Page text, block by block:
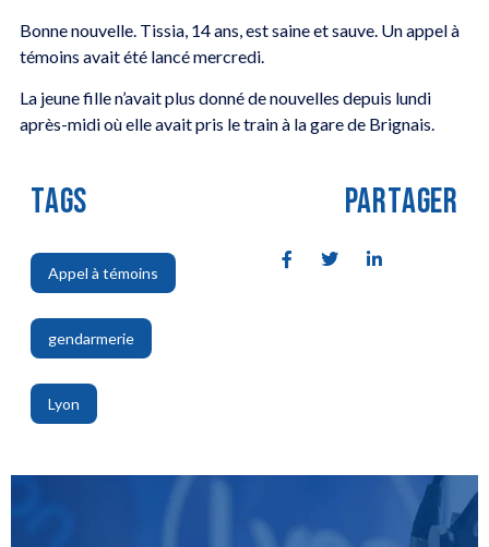
Bonne nouvelle. Tissia, 14 ans, est saine et sauve. Un appel à
témoins avait été lancé mercredi.
La jeune fille n’avait plus donné de nouvelles depuis lundi
après-midi où elle avait pris le train à la gare de Brignais.
TAGS
Appel à témoins
,
gendarmerie
,
Lyon
PARTAGER